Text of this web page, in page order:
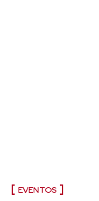
EVENTOS